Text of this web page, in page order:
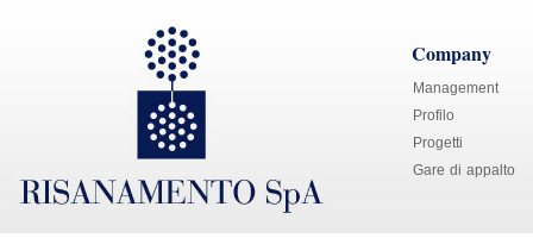
Company
Management
Profilo
Progetti
Gare di appalto